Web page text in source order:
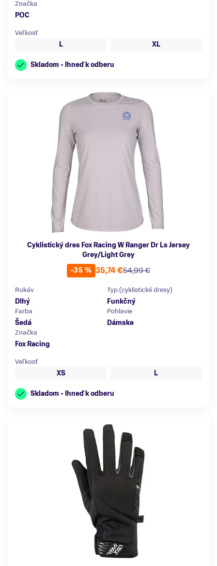
Značka
POC
Veľkosť
L
XL
Skladom - Ihneď k odberu
Cyklistický dres Fox Racing W Ranger Dr Ls Jersey
Grey/Light Grey
-35 %
54,99 €
35,74 €
Rukáv
Dlhý
Typ (cyklistické dresy)
Funkčný
Farba
Šedá
Pohlavie
Dámske
Značka
Fox Racing
Veľkosť
XS
L
Skladom - Ihneď k odberu